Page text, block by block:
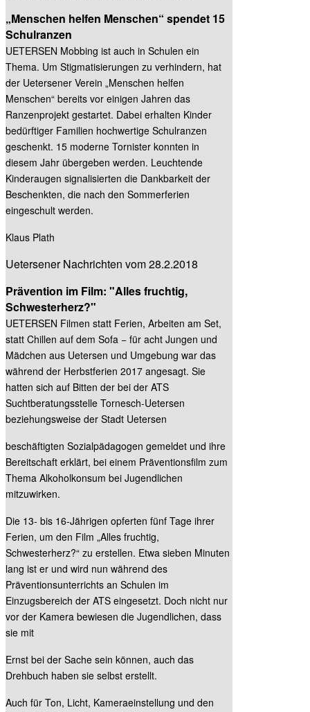
„Menschen helfen Menschen“ spendet 15
Schulranzen
UETERSEN Mobbing ist auch in Schulen ein
Thema. Um Stigmatisierungen zu verhindern, hat
der Uetersener Verein „Menschen helfen
Menschen“ bereits vor einigen Jahren das
Ranzenprojekt gestartet. Dabei erhalten Kinder
bedürftiger Familien hochwertige Schulranzen
geschenkt. 15 moderne Tornister konnten in
diesem Jahr übergeben werden. Leuchtende
Kinderaugen signalisierten die Dankbarkeit der
Beschenkten, die nach den Sommerferien
eingeschult werden.
Klaus Plath
Uetersener Nachrichten vom 28.2.2018
Prävention im Film: "Alles fruchtig,
Schwesterherz?"
UETERSEN Filmen statt Ferien, Arbeiten am Set,
statt Chillen auf dem Sofa − für acht Jungen und
Mädchen aus Uetersen und Umgebung war das
während der Herbstferien 2017 angesagt. Sie
hatten sich auf Bitten der bei der ATS
Suchtberatungsstelle Tornesch-Uetersen
beziehungsweise der Stadt Uetersen
beschäftigten Sozialpädagogen gemeldet und ihre
Bereitschaft erklärt, bei einem Präventionsfilm zum
Thema Alkoholkonsum bei Jugendlichen
mitzuwirken.
Die 13- bis 16-Jährigen opferten fünf Tage ihrer
Ferien, um den Film „Alles fruchtig,
Schwesterherz?“ zu erstellen. Etwa sieben Minuten
lang ist er und wird nun während des
Präventionsunterrichts an Schulen im
Einzugsbereich der ATS eingesetzt. Doch nicht nur
vor der Kamera bewiesen die Jugendlichen, dass
sie mit
Ernst bei der Sache sein können, auch das
Drehbuch haben sie selbst erstellt.
Auch für Ton, Licht, Kameraeinstellung und den